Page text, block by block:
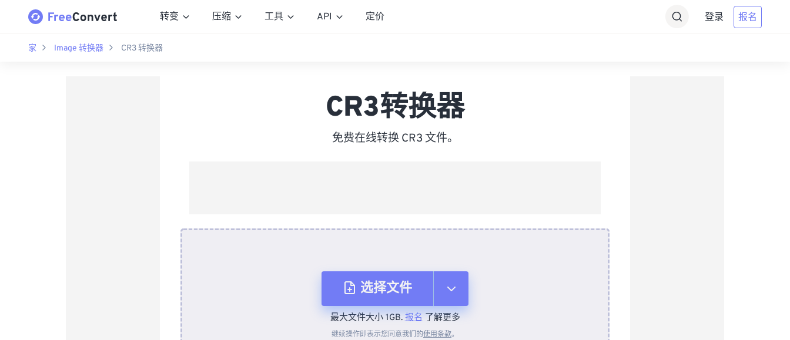
转变 压缩 工具 API 定价 登录 报名
家 Image 转换器 CR3 转换器
CR3转换器
免费在线转换 CR3 文件。
选择文件
从设备
最大文件大小 1GB.报名了解更多
继续操作即表示您同意我们的使用条款。